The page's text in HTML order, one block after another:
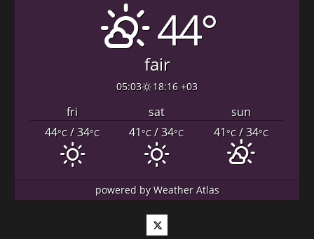
44°
fair
05:03 18:16 +03
fri sat
sun
44°C/ 34°C 41°C/ 34°C 41°C/ 34°C
powered byWeather Atlas
Twitter